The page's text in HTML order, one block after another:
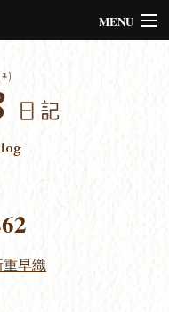
MENU
location under
重早織